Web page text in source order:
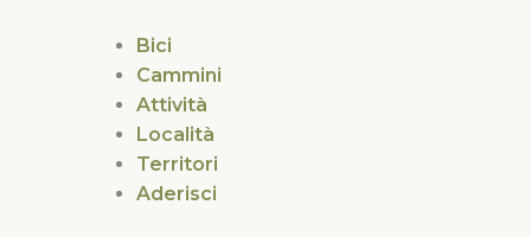
Bici
Cammini
Attività
Località
Territori
Aderisci